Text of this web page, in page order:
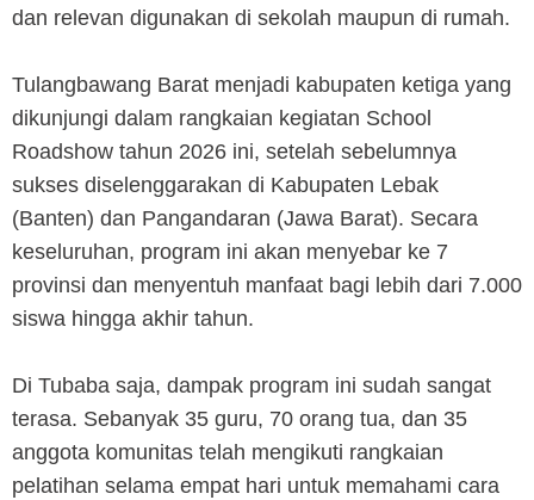
dan relevan digunakan di sekolah maupun di rumah.
Tulangbawang Barat menjadi kabupaten ketiga yang
dikunjungi dalam rangkaian kegiatan School
Roadshow tahun 2026 ini, setelah sebelumnya
sukses diselenggarakan di Kabupaten Lebak
(Banten) dan Pangandaran (Jawa Barat). Secara
keseluruhan, program ini akan menyebar ke 7
provinsi dan menyentuh manfaat bagi lebih dari 7.000
siswa hingga akhir tahun.
Di Tubaba saja, dampak program ini sudah sangat
terasa. Sebanyak 35 guru, 70 orang tua, dan 35
anggota komunitas telah mengikuti rangkaian
pelatihan selama empat hari untuk memahami cara